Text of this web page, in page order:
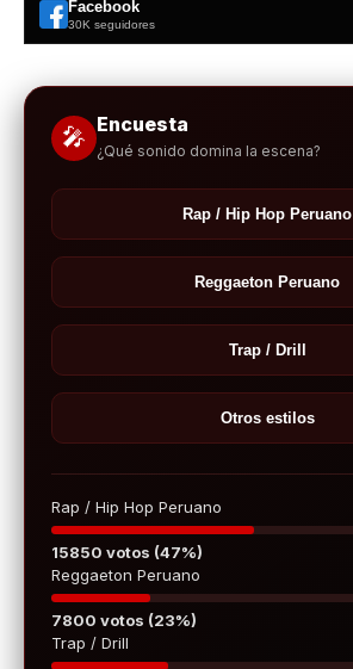
Facebook
30K seguidores
🎤 Encuesta
¿Qué sonido domina la escena?
Rap / Hip Hop Peruano
Reggaeton Peruano
Trap / Drill
Otros estilos
Rap / Hip Hop Peruano
15850 votos (47%)
Reggaeton Peruano
7800 votos (23%)
Trap / Drill